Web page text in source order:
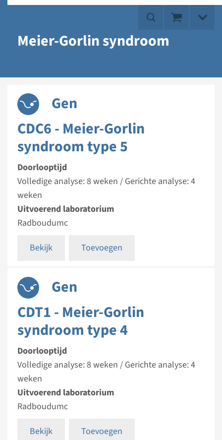
Meier-Gorlin syndroom
Gen
CDC6 - Meier-Gorlin
syndroom type 5
Doorlooptijd
Volledige analyse: 8 weken / Gerichte analyse: 4
weken
Uitvoerend laboratorium
Radboudumc
Bekijk
Toevoegen
Gen
CDT1 - Meier-Gorlin
syndroom type 4
Doorlooptijd
Volledige analyse: 8 weken / Gerichte analyse: 4
weken
Uitvoerend laboratorium
Radboudumc
Bekijk
Toevoegen